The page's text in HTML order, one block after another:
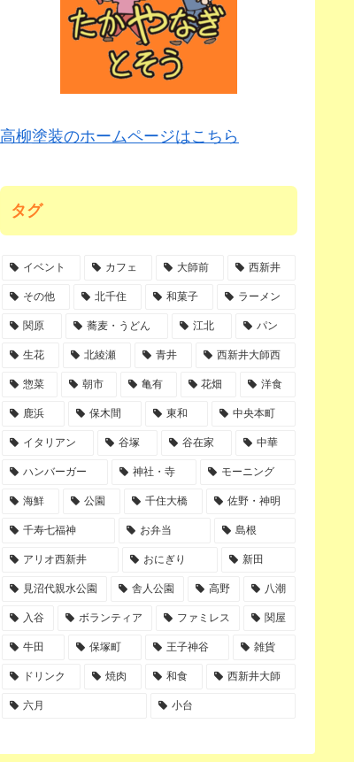
高柳塗装のホームページはこちら
タグ
イベント カフェ 大師前 西新井
その他 北千住 和菓子 ラーメン
関原 蕎麦・うどん 江北 パン
生花 北綾瀬 青井 西新井大師西
惣菜 朝市 亀有 花畑 洋食
鹿浜 保木間 東和 中央本町
イタリアン 谷塚 谷在家 中華
ハンバーガー 神社・寺 モーニング
海鮮 公園 千住大橋 佐野・神明
千寿七福神 お弁当 島根
アリオ西新井 おにぎり 新田
見沼代親水公園 舎人公園 高野 八潮
入谷 ボランティア ファミレス 関屋
牛田 保塚町 王子神谷 雑貨
ドリンク 焼肉 和食 西新井大師
六月 小台